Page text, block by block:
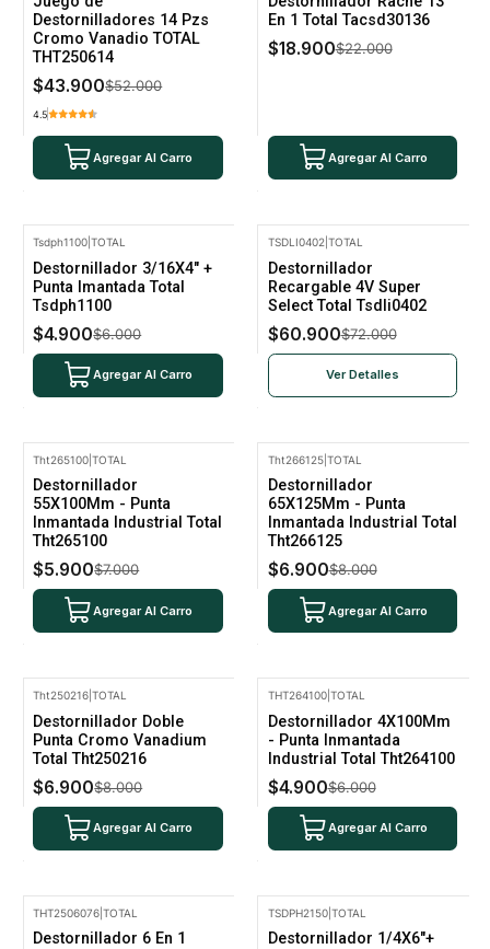
Destornilladores 14 Pzs
Cromo Vanadio TOTAL
THT250614
$43.900$52.000
4.5
Agregar Al Carro
En 1 Total Tacsd30136
$18.900$22.000
Agregar Al Carro
Tsdph1100 |TOTAL
Destornillador 3/16X4" +
Punta Imantada Total
Tsdph1100
$4.900$6.000
Agregar Al Carro
No disponible
TSDLI0402| TOTAL
Destornillador
Recargable 4V Super
Select Total Tsdli0402
$60.900$72.000
Ver Detalles
Tht265100 |TOTAL
Destornillador
55X100Mm - Punta
Inmantada Industrial Total
Tht265100
$5.900$7.000
Agregar Al Carro
Tht266125| TOTAL
Destornillador
65X125Mm - Punta
Inmantada Industrial Total
Tht266125
$6.900$8.000
Agregar Al Carro
Tht250216 |TOTAL
Destornillador Doble
Punta Cromo Vanadium
Total Tht250216
$6.900$8.000
Agregar Al Carro
THT264100| TOTAL
Destornillador 4X100Mm
- Punta Inmantada
Industrial Total Tht264100
$4.900$6.000
Agregar Al Carro
THT2506076 |TOTAL
Destornillador 6 En 1
TSDPH2150| TOTAL
Destornillador 1/4X6"+